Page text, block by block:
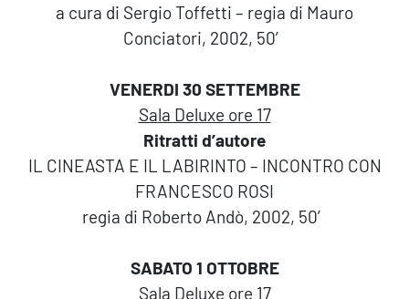
a cura di Sergio Toffetti – regia di Mauro
Conciatori, 2002, 50′
VENERDI 30 SETTEMBRE
Sala Deluxe ore 17
Ritratti d’autore
IL CINEASTA E IL LABIRINTO – INCONTRO CON
FRANCESCO ROSI
regia di Roberto Andò, 2002, 50′
SABATO 1 OTTOBRE
Sala Deluxe ore 17